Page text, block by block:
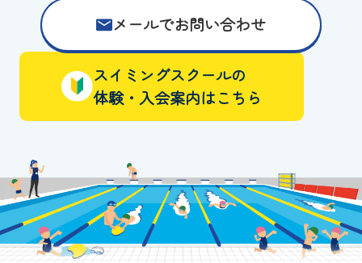
メールでお問い合わせ
スイミングスクールの
体験・入会案内はこちら